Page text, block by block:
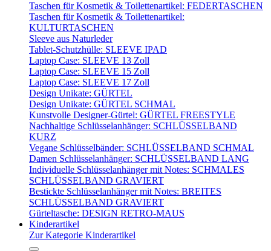
Taschen für Kosmetik & Toilettenartikel: FEDERTASCHEN
Taschen für Kosmetik & Toilettenartikel:
KULTURTASCHEN
Sleeve aus Naturleder
Tablet-Schutzhülle: SLEEVE IPAD
Laptop Case: SLEEVE 13 Zoll
Laptop Case: SLEEVE 15 Zoll
Laptop Case: SLEEVE 17 Zoll
Design Unikate: GÜRTEL
Design Unikate: GÜRTEL SCHMAL
Kunstvolle Designer-Gürtel: GÜRTEL FREESTYLE
Nachhaltige Schlüsselanhänger: SCHLÜSSELBAND
KURZ
Vegane Schlüsselbänder: SCHLÜSSELBAND SCHMAL
Damen Schlüsselanhänger: SCHLÜSSELBAND LANG
Individuelle Schlüsselanhänger mit Notes: SCHMALES
SCHLÜSSELBAND GRAVIERT
Bestickte Schlüsselanhänger mit Notes: BREITES
SCHLÜSSELBAND GRAVIERT
Gürteltasche: DESIGN RETRO-MAUS
Kinderartikel
Zur Kategorie Kinderartikel